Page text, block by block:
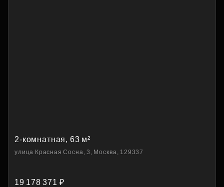
2-комнатная, 63 м²
улица Красная Сосна, 3, Москва, 129337
19 178 371 ₽